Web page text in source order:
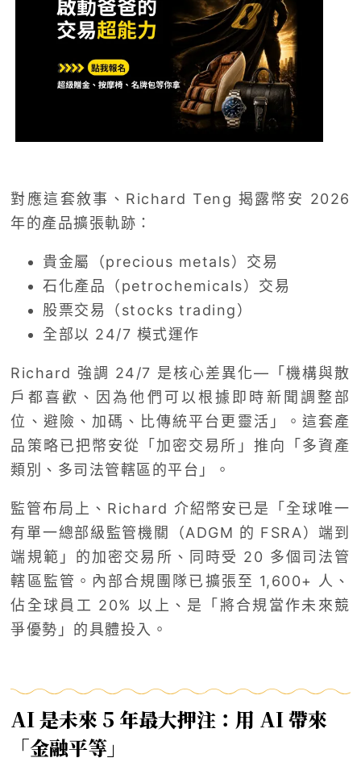
對應這套敘事、Richard Teng 揭露幣安 2026
年的產品擴張軌跡：
貴金屬（precious metals）交易
石化產品（petrochemicals）交易
股票交易（stocks trading）
全部以 24/7 模式運作
Richard 強調 24/7 是核心差異化—「機構與散
戶都喜歡、因為他們可以根據即時新聞調整部
位、避險、加碼、比傳統平台更靈活」。這套產
品策略已把幣安從「加密交易所」推向「多資產
類別、多司法管轄區的平台」。
監管布局上、Richard 介紹幣安已是「全球唯一
有單一總部級監管機關（ADGM 的 FSRA）端到
端規範」的加密交易所、同時受 20 多個司法管
轄區監管。內部合規團隊已擴張至 1,600+ 人、
佔全球員工 20% 以上、是「將合規當作未來競
爭優勢」的具體投入。
AI 是未來 5 年最大押注：用 AI 帶來
「金融平等」